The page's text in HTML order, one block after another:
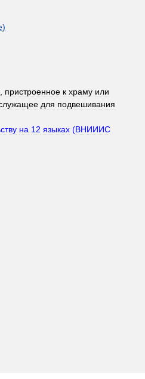
)
пристроенное к храму или
для подвешивания
на 12 языках (ВНИИИС